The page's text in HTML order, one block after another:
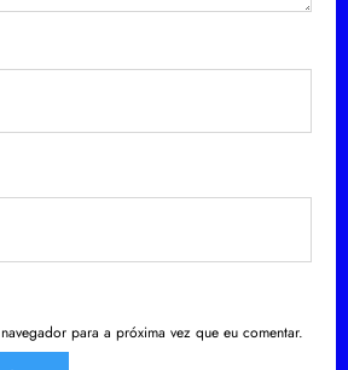
para a próxima vez que eu comentar.